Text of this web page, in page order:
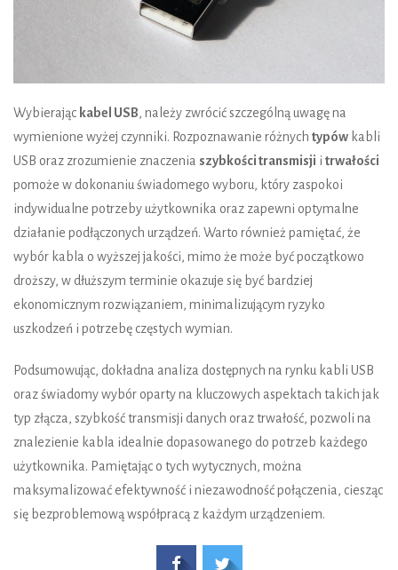
Wybierając kabel USB, należy zwrócić szczególną uwagę na
wymienione wyżej czynniki. Rozpoznawanie różnych typów kabli
USB oraz zrozumienie znaczenia szybkości transmisji i trwałości
pomoże w dokonaniu świadomego wyboru, który zaspokoi
indywidualne potrzeby użytkownika oraz zapewni optymalne
działanie podłączonych urządzeń. Warto również pamiętać, że
wybór kabla o wyższej jakości, mimo że może być początkowo
droższy, w dłuższym terminie okazuje się być bardziej
ekonomicznym rozwiązaniem, minimalizującym ryzyko
uszkodzeń i potrzebę częstych wymian.
Podsumowując, dokładna analiza dostępnych na rynku kabli USB
oraz świadomy wybór oparty na kluczowych aspektach takich jak
typ złącza, szybkość transmisji danych oraz trwałość, pozwoli na
znalezienie kabla idealnie dopasowanego do potrzeb każdego
użytkownika. Pamiętając o tych wytycznych, można
maksymalizować efektywność i niezawodność połączenia, ciesząc
się bezproblemową współpracą z każdym urządzeniem.